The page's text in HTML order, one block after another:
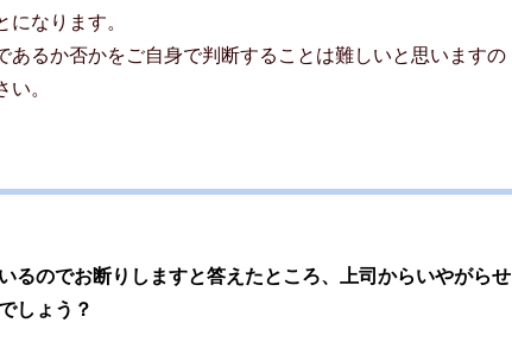
なります。
あるか否かをご自身で判断することは難しいと思いますの
。
るのでお断りしますと答えたところ、上司からいやがらせ
しょう？